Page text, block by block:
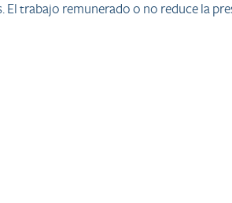
trabajo remunerado o no reduce la